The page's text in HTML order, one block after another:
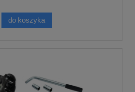
do koszyka